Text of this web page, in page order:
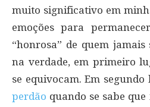
muito significativo em
emoções para
“honrosa” de quem jamais
na verdade, em primeiro
se equivocam. Em
perdão quando se sabe